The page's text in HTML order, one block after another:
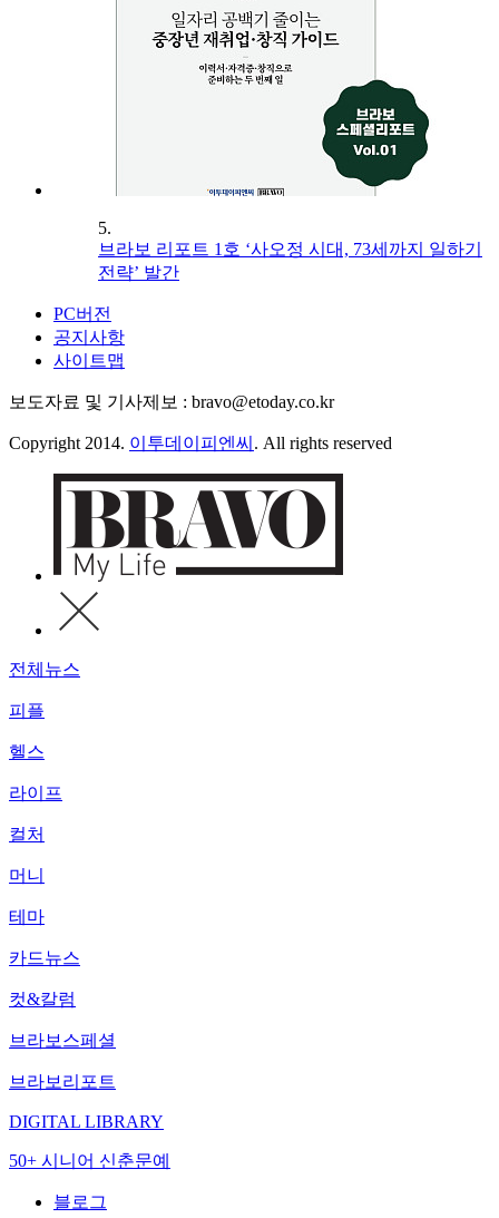
5.
브라보 리포트 1호 ‘사오정 시대, 73세까지 일하기
전략’ 발간
PC버전
공지사항
사이트맵
보도자료 및 기사제보 : bravo@etoday.co.kr
Copyright 2014. 이투데이피엔씨 . All rights reserved
전체뉴스
피플
헬스
라이프
컬처
머니
테마
카드뉴스
컷&칼럼
브라보스페셜
브라보리포트
DIGITAL LIBRARY
50+ 시니어 신춘문예
블로그